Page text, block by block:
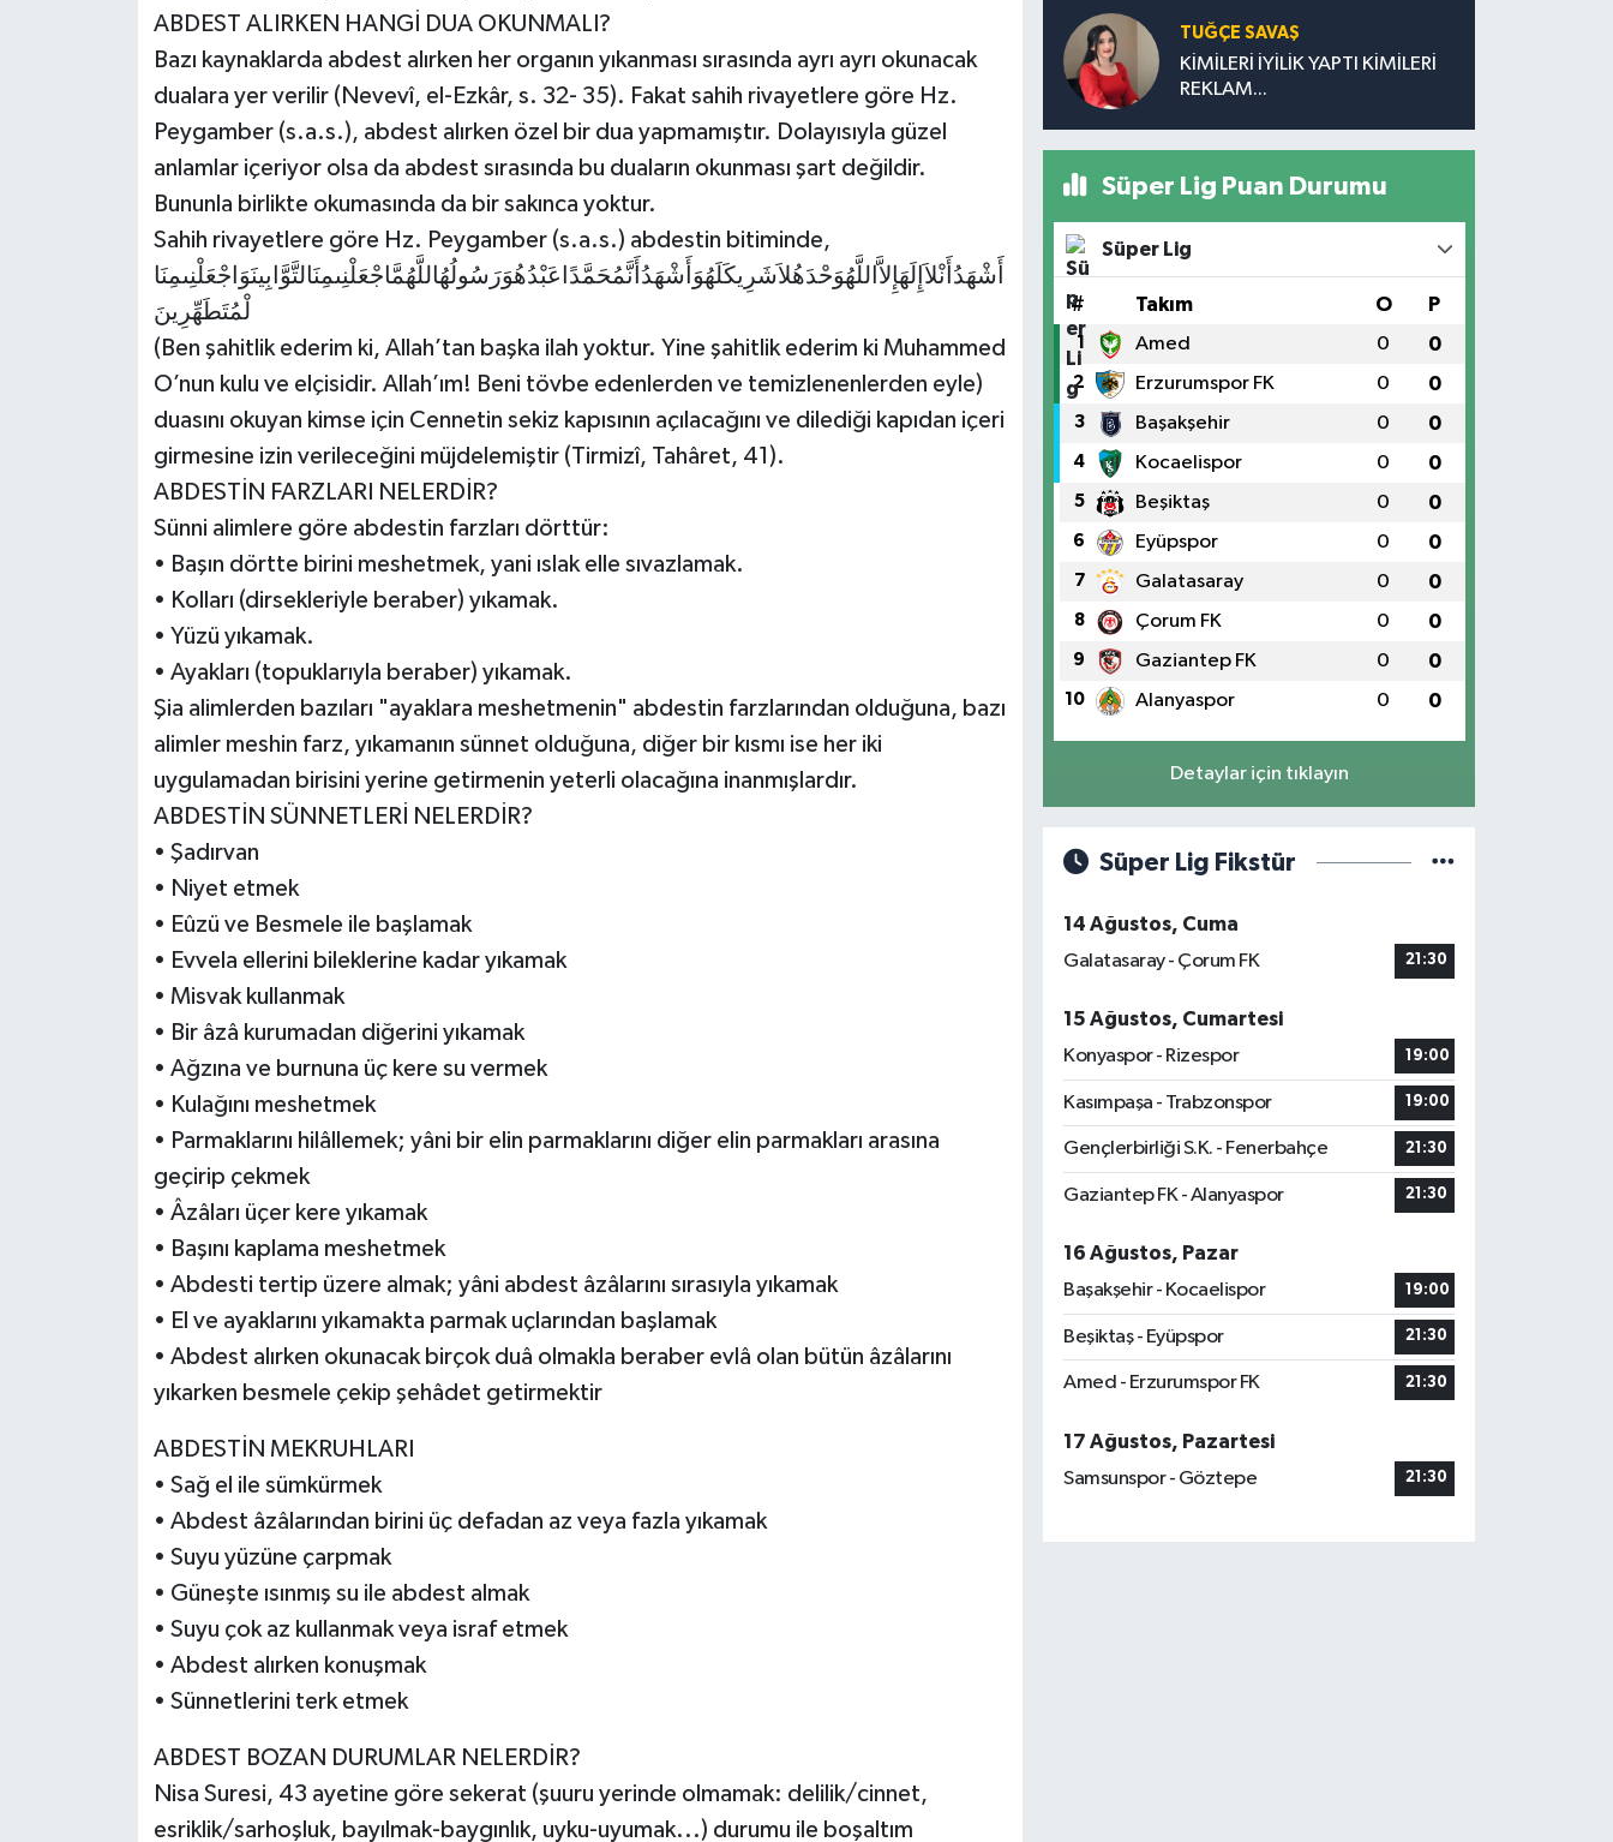
ABDEST ALIRKEN HANGİ DUA OKUNMALI?
Bazı kaynaklarda abdest alırken her organın yıkanması sırasında ayrı ayrı okunacak
dualara yer verilir (Nevevî, el-Ezkâr, s. 32- 35). Fakat sahih rivayetlere göre Hz.
Peygamber (s.a.s.), abdest alırken özel bir dua yapmamıştır. Dolayısıyla güzel
anlamlar içeriyor olsa da abdest sırasında bu duaların okunması şart değildir.
Bununla birlikte okumasında da bir sakınca yoktur.
Sahih rivayetlere göre Hz. Peygamber (s.a.s.) abdestin bitiminde,
أَشْهَدُأَنْلاَإِلَهَإِلاَّاللَّهُوَحْدَهُلاَشَرِيكَلَهُوَأَشْهَدُأَنَّمُحَمَّدًاعَبْدُهُوَرَسُولُهُاللَّهُمَّاجْعَلْنِىمِنَالتَّوَّابِينَوَاجْعَلْنِىمِنَا
لْمُتَطَهِّرِينَ
(Ben şahitlik ederim ki, Allah’tan başka ilah yoktur. Yine şahitlik ederim ki Muhammed
O’nun kulu ve elçisidir. Allah’ım! Beni tövbe edenlerden ve temizlenenlerden eyle)
duasını okuyan kimse için Cennetin sekiz kapısının açılacağını ve dilediği kapıdan içeri
girmesine izin verileceğini müjdelemiştir (Tirmizî, Tahâret, 41).
ABDESTİN FARZLARI NELERDİR?
Sünni alimlere göre abdestin farzları dörttür:
• Başın dörtte birini meshetmek, yani ıslak elle sıvazlamak.
• Kolları (dirsekleriyle beraber) yıkamak.
• Yüzü yıkamak.
• Ayakları (topuklarıyla beraber) yıkamak.
Şia alimlerden bazıları "ayaklara meshetmenin" abdestin farzlarından olduğuna, bazı
alimler meshin farz, yıkamanın sünnet olduğuna, diğer bir kısmı ise her iki
uygulamadan birisini yerine getirmenin yeterli olacağına inanmışlardır.
ABDESTİN SÜNNETLERİ NELERDİR?
• Şadırvan
• Niyet etmek
• Eûzü ve Besmele ile başlamak
• Evvela ellerini bileklerine kadar yıkamak
• Misvak kullanmak
• Bir âzâ kurumadan diğerini yıkamak
• Ağzına ve burnuna üç kere su vermek
• Kulağını meshetmek
• Parmaklarını hilâllemek; yâni bir elin parmaklarını diğer elin parmakları arasına
geçirip çekmek
• Âzâları üçer kere yıkamak
• Başını kaplama meshetmek
• Abdesti tertip üzere almak; yâni abdest âzâlarını sırasıyla yıkamak
• El ve ayaklarını yıkamakta parmak uçlarından başlamak
• Abdest alırken okunacak birçok duâ olmakla beraber evlâ olan bütün âzâlarını
yıkarken besmele çekip şehâdet getirmektir
ABDESTİN MEKRUHLARI
• Sağ el ile sümkürmek
• Abdest âzâlarından birini üç defadan az veya fazla yıkamak
• Suyu yüzüne çarpmak
• Güneşte ısınmış su ile abdest almak
• Suyu çok az kullanmak veya israf etmek
• Abdest alırken konuşmak
• Sünnetlerini terk etmek
ABDEST BOZAN DURUMLAR NELERDİR?
Nisa Suresi, 43 ayetine göre sekerat (şuuru yerinde olmamak: delilik/cinnet,
esriklik/sarhoşluk, bayılmak-baygınlık, uyku-uyumak...) durumu ile boşaltım
TUĞÇE SAVAŞ
KİMİLERİ İYİLİK YAPTI KİMİLERİ
REKLAM...
Süper Lig Puan Durumu
Süper Lig
# Takım O P
1 Amed 0 0
2 Erzurumspor FK 0 0
3 Başakşehir 0 0
4 Kocaelispor 0 0
5 Beşiktaş 0 0
6 Eyüpspor 0 0
7 Galatasaray 0 0
8 Çorum FK 0 0
9 Gaziantep FK 0 0
10 Alanyaspor 0 0
Detaylar için tıklayın
Süper Lig Fikstür
14 Ağustos, Cuma
Galatasaray - Çorum FK
21:30
15 Ağustos, Cumartesi
Konyaspor - Rizespor
19:00
Kasımpaşa - Trabzonspor 19:00
Gençlerbirliği S.K. - Fenerbahçe 21:30
Gaziantep FK - Alanyaspor 21:30
16 Ağustos, Pazar
Başakşehir - Kocaelispor
19:00
Beşiktaş - Eyüpspor 21:30
Amed - Erzurumspor FK 21:30
17 Ağustos, Pazartesi
Samsunspor - Göztepe
21:30